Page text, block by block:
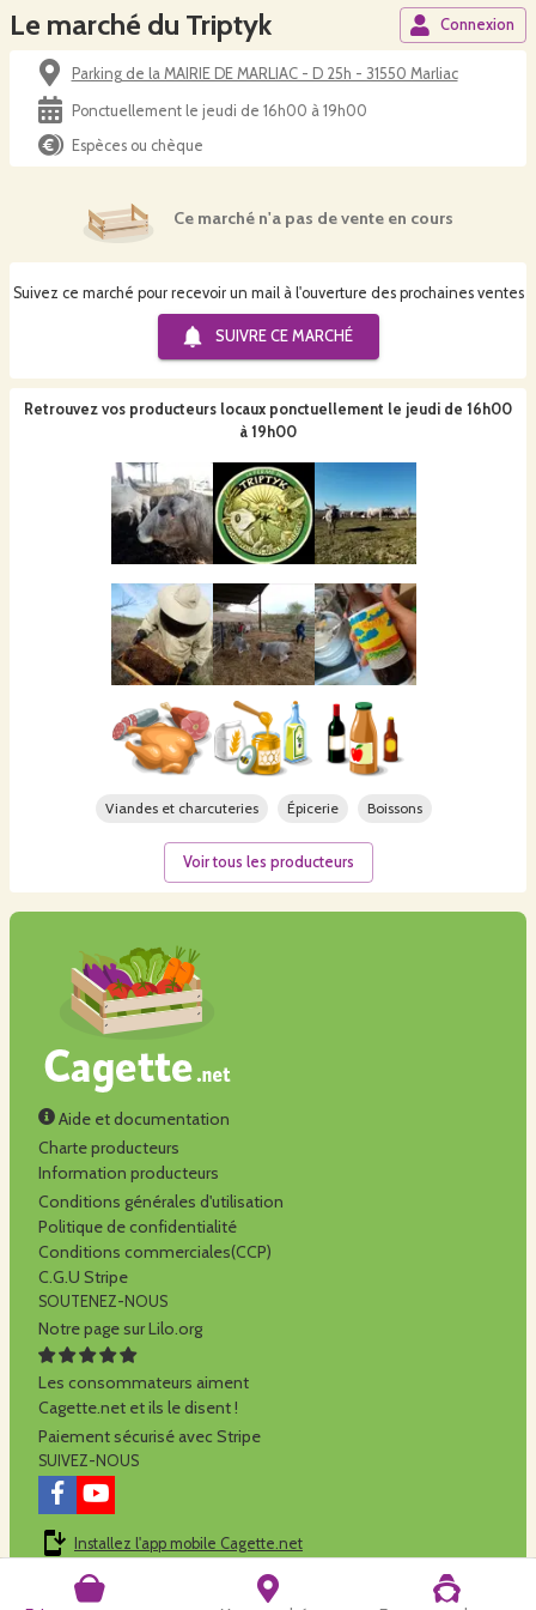
Le marché du Triptyk Connexion
Parking de la MAIRIE DE MARLIAC - D 25h - 31550 Marliac
Ponctuellement le jeudi de 16h00 à 19h00
Espèces ou chèque
Ce marché n'a pas de vente en cours
Suivez ce marché pour recevoir un mail à l'ouverture des prochaines ventes
SUIVRE CE MARCHÉ
Retrouvez vos producteurs locaux ponctuellement le jeudi de 16h00
à 19h00
Viandes et charcuteries Épicerie Boissons
Voir tous les producteurs
Aide et documentation
Charte producteurs
Information producteurs
Conditions générales d'utilisation
Politique de confidentialité
Conditions commerciales(CCP)
C.G.U Stripe
SOUTENEZ-NOUS
Notre page sur Lilo.org
Les consommateurs aiment
Cagette.net et ils le disent !
Paiement sécurisé avec Stripe
SUIVEZ-NOUS
Installez l'app mobile Cagette.net
Cagette.net est réalisé par la SCOP Alilo